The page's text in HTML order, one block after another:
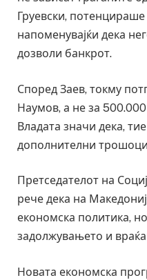
Груевски,
напоменувајќи дека
дозволи банкрот.
Според Заев, токму
Наумов, а не за
Владата значи дека,
дополнителни
Претседателот на
рече дека на
економска политика,
задолжувањето и
Новата економска